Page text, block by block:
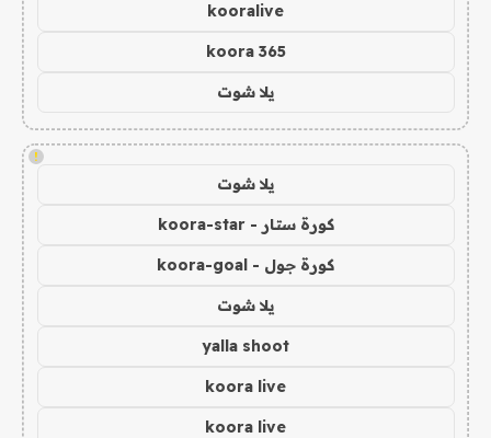
kooralive
koora 365
يلا شوت
!
يلا شوت
كورة ستار - koora-star
كورة جول - koora-goal
يلا شوت
yalla shoot
koora live
koora live